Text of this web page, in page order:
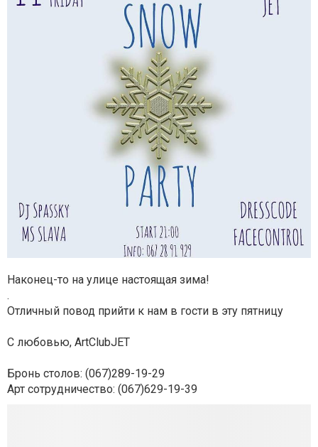
Наконец-то на улице настоящая зима!
.
Отличный повод прийти к нам в гости в эту пятницу
С любовью, ArtClubJET
Бронь столов: (067)289-19-29
Арт сотрудничество: (067)629-19-39